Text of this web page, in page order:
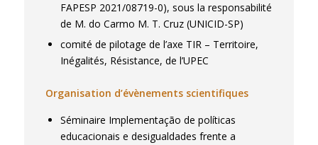
FAPESP 2021/08719-0), sous la responsabilité
de M. do Carmo M. T. Cruz (UNICID-SP)
comité de pilotage de l’axe TIR – Territoire,
Inégalités, Résistance, de l’UPEC
Organisation d’évènements scientifiques
Séminaire Implementação de políticas
educacionais e desigualdades frente a